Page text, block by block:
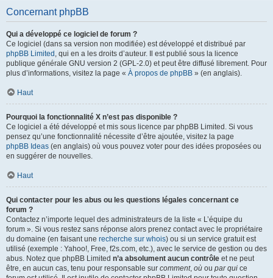
Concernant phpBB
Qui a développé ce logiciel de forum ?
Ce logiciel (dans sa version non modifiée) est développé et distribué par
phpBB Limited , qui en a les droits d’auteur. Il est publié sous la licence
publique générale GNU version 2 (GPL-2.0) et peut être diffusé librement. Pour
plus d’informations, visitez la page « À propos de phpBB » (en anglais).
Haut
Pourquoi la fonctionnalité X n’est pas disponible ?
Ce logiciel a été développé et mis sous licence par phpBB Limited. Si vous
pensez qu’une fonctionnalité nécessite d’être ajoutée, visitez la page
phpBB Ideas (en anglais) où vous pouvez voter pour des idées proposées ou
en suggérer de nouvelles.
Haut
Qui contacter pour les abus ou les questions légales concernant ce
forum ?
Contactez n’importe lequel des administrateurs de la liste « L’équipe du
forum ». Si vous restez sans réponse alors prenez contact avec le propriétaire
du domaine (en faisant une recherche sur whois) ou si un service gratuit est
utilisé (exemple : Yahoo!, Free, f2s.com, etc.), avec le service de gestion ou des
abus. Notez que phpBB Limited n’a absolument aucun contrôle et ne peut
être, en aucun cas, tenu pour responsable sur comment, où ou par qui ce